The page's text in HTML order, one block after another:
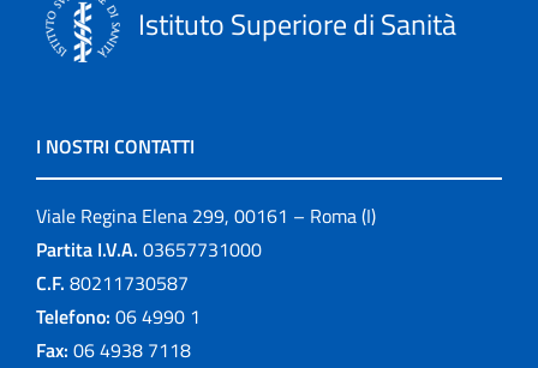
Istituto Superiore di Sanità
I NOSTRI CONTATTI
Viale Regina Elena 299, 00161 – Roma (I)
Partita I.V.A. 03657731000
C.F. 80211730587
Telefono: 06 4990 1
Fax: 06 4938 7118